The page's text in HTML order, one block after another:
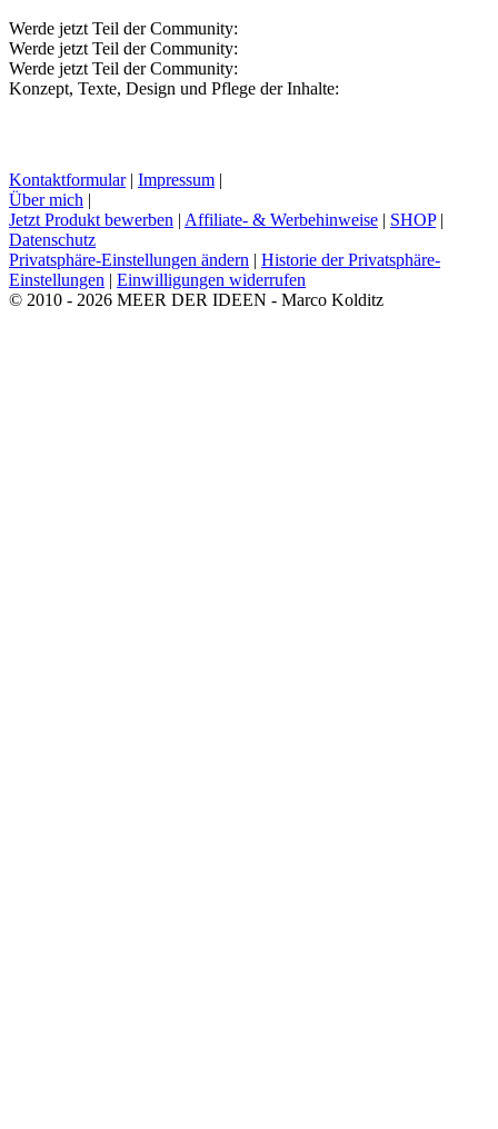
Werde jetzt Teil der Community:
Werde jetzt Teil der Community:
Werde jetzt Teil der Community:
Konzept, Texte, Design und Pflege der Inhalte:
Kontaktformular| Impressum |
Über mich |
Jetzt Produkt bewerben | Affiliate- & Werbehinweise | SHOP|
Datenschutz
Privatsphäre-Einstellungen ändern | Historie der Privatsphäre-
Einstellungen | Einwilligungen widerrufen
© 2010 - 2026 MEER DER IDEEN - Marco Kolditz